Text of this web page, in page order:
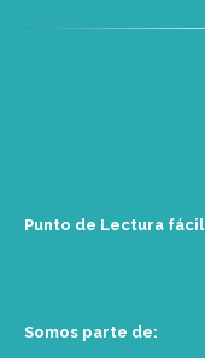
Punto de Lectura fácil
Somos parte de: